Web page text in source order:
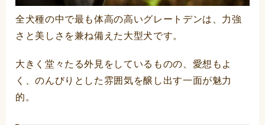
全犬種の中で最も体高の高いグレートデンは、力強
さと美しさを兼ね備えた大型犬です。
大きく堂々たる外見をしているものの、愛想もよ
く、のんびりとした雰囲気を醸し出す一面が魅力
的。